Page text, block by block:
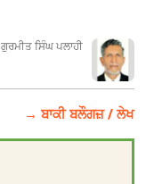
ਗੁਰਮੀਤ ਸਿੰਘ ਪਲਾਹੀ
→ ਬਾਕੀ ਬਲੌਗਜ਼ / ਲੇਖ